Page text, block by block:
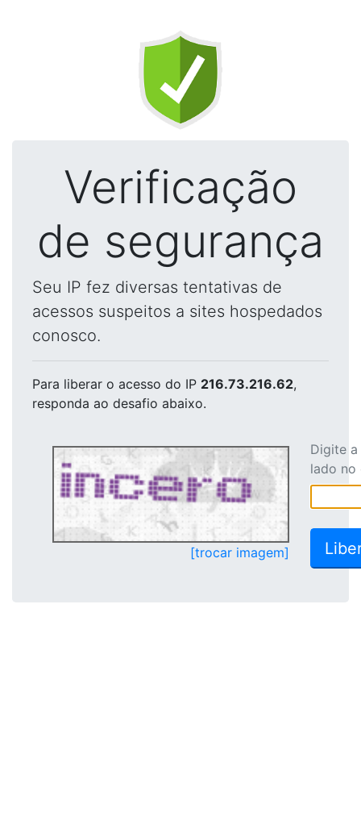
Verificação
de segurança
Seu IP fez diversas tentativas de
acessos suspeitos a sites hospedados
conosco.
Para liberar o acesso do IP 216.73.216.62,
responda ao desafio abaixo.
[trocar imagem]
Digite
lado no